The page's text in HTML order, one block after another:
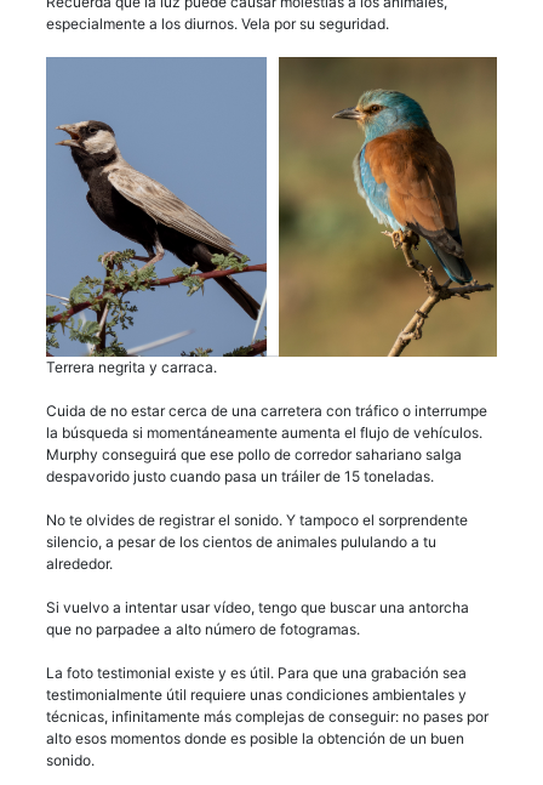
especialmente a los diurnos. Vela por su seguridad.
Terrera negrita y carraca.
Cuida de no estar cerca de una carretera con tráfico o interrumpe
la búsqueda si momentáneamente aumenta el flujo de vehículos.
Murphy conseguirá que ese pollo de corredor sahariano salga
despavorido justo cuando pasa un tráiler de 15 toneladas.
No te olvides de registrar el sonido. Y tampoco el sorprendente
silencio, a pesar de los cientos de animales pululando a tu
alrededor.
Si vuelvo a intentar usar vídeo, tengo que buscar una antorcha
que no parpadee a alto número de fotogramas.
La foto testimonial existe y es útil. Para que una grabación sea
testimonialmente útil requiere unas condiciones ambientales y
técnicas, infinitamente más complejas de conseguir: no pases por
alto esos momentos donde es posible la obtención de un buen
sonido.